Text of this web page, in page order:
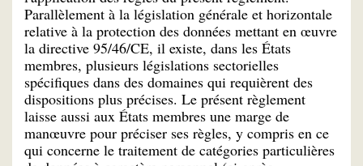
Parallèlement à la législation générale et horizontale
relative à la protection des données mettant en œuvre
la directive 95/46/CE, il existe, dans les États
membres, plusieurs législations sectorielles
spécifiques dans des domaines qui requièrent des
dispositions plus précises. Le présent règlement
laisse aussi aux États membres une marge de
manœuvre pour préciser ses règles, y compris en ce
qui concerne le traitement de catégories particulières